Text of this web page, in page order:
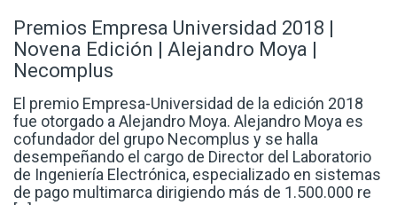
El premio Empresa-Universidad de la edición 2018
fue otorgado a Alejandro Moya. Alejandro Moya es
cofundador del grupo Necomplus y se halla
desempeñando el cargo de Director del Laboratorio
de Ingeniería Electrónica, especializado en sistemas
de pago multimarca dirigiendo más de 1.500.000 re
[...]
SEGUIR LEYENDO